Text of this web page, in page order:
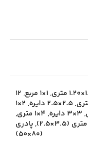
,1×1 مربع ,
12
,2.5×2.5 دایره ,
2×1
, 3×3 دایره , 4×1 متری
,
,پادری
(80×50)